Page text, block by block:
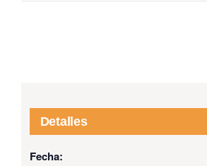
Detalles
Fecha: